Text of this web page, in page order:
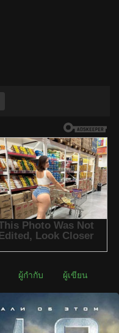
ผู้กำกับ ผู้เขียน